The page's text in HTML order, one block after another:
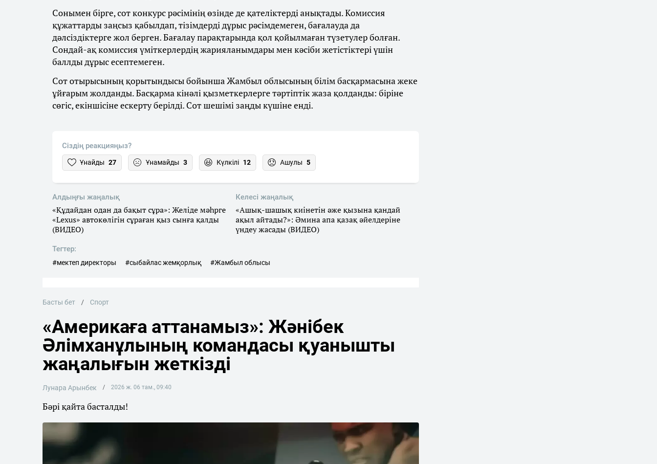
Сонымен бірге, сот конкурс рәсімінің өзінде де қателіктерді анықтады. Комиссия
құжаттарды заңсыз қабылдап, тізімдерді дұрыс рәсімдемеген, бағалауда да
дәлсіздіктерге жол берген. Бағалау парақтарында қол қойылмаған түзетулер болған.
Сондай-ақ комиссия үміткерлердің жарияланымдары мен кәсіби жетістіктері үшін
баллды дұрыс есептемеген.
Сот отырысының қорытындысы бойынша Жамбыл облысының білім басқармасына жеке
ұйғарым жолданды. Басқарма кінәлі қызметкерлерге тәртіптік жаза қолданды: біріне
сөгіс, екіншісіне ескерту берілді. Сот шешімі заңды күшіне енді.
Сіздің реакцияңыз?
Ұнайды 27 Ұнамайды 3 Күлкілі 12 Ашулы 5
Алдыңғы жаңалық
«Құдайдан одан да бақыт сұра»: Желіде мәһрге
«Lexus» автокөлігін сұраған қыз сынға қалды
(ВИДЕО)
Келесі жаңалық
«Ашық-шашық киінетін әже қызына қандай
ақыл айтады?»: Әмина апа қазақ әйелдеріне
үндеу жасады (ВИДЕО)
Тегтер:
#мектеп директоры #сыбайлас жемқорлық #Жамбыл облысы
Басты бет Спорт
«Америкаға аттанамыз»: Жәнібек
Әлімханұлының командасы қуанышты
жаңалығын жеткізді
Лунара Арынбек 2026 ж. 06 там., 09:40
Бәрі қайта басталды!